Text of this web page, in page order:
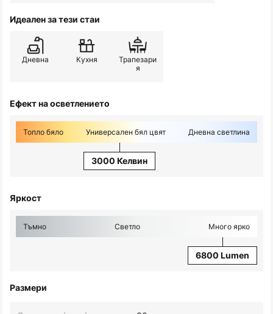
Идеален за тези стаи
Дневна Кухня
Трапезари
я
Ефект на осветлението
Топло бяло Универсален бял цвят Дневна светлина
3000 Келвин
Яркост
Тъмно Светло Много ярко
6800 Lumen
Размери